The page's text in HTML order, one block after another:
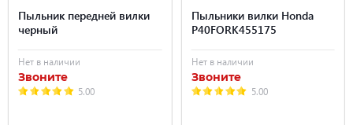
Пыльник передней вилки
черный
Нет в наличии
Звоните
5.00
Пыльники вилки Honda
P40FORK455175
Нет в наличии
Звоните
5.00